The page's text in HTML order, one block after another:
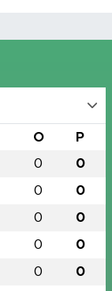
O P
0 0
0 0
0 0
0 0
0 0